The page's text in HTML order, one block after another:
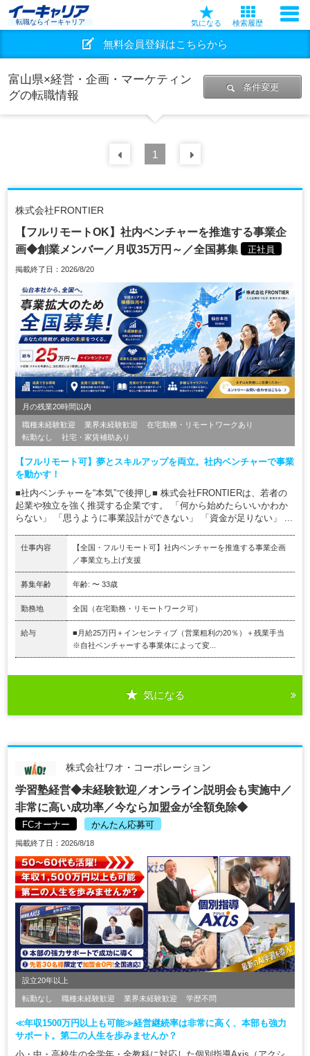
転職ならイーキャリア 気になる 検索履歴
無料会員登録はこちらから
富山県×経営・企画・マーケティン
グの転職情報
条件変更
前の 件
1
株式会社FRONTIER
【フルリモートOK】社内ベンチャーを推進する事業企
画◆創業メンバー／月収35万円～／全国募集
正社員
掲載終了日：2026/8/20
月の残業20時間以内
職種未経験歓迎 業界未経験歓迎
在宅勤務・リモートワークあり
転勤なし
社宅・家賃補助あり
【フルリモート可】夢とスキルアップを両立。社内ベンチャーで事業
を動かす！
■社内ベンチャーを“本気”で後押し■ 株式会社FRONTIERは、若者の
起業や独立を強く推奨する企業です。 「何から始めたらいいかわか
らない」 「思うように事業設計ができない」 「資金が足りない」 ...
仕事内容
【全国・フルリモート可】社内ベンチャーを推進する事業企画
／事業立ち上げ支援
募集年齢 年齢: 〜 33歳
勤務地 全国（在宅勤務・リモートワーク可）
給与
■月給25万円＋インセンティブ（営業粗利の20％）＋残業手当
※自社ベンチャーする事業体によって変...
気になる
株式会社ワオ・コーポレーション
学習塾経営◆未経験歓迎／オンライン説明会も実施中／
非常に高い成功率／今なら加盟金が全額免除◆
FCオーナー かんたん応募可
掲載終了日：2026/8/18
設立20年以上
転勤なし 職種未経験歓迎 業界未経験歓迎 学歴不問
≪年収1500万円以上も可能≫経営継続率は非常に高く、本部も強力
サポート。第二の人生を歩みませんか？